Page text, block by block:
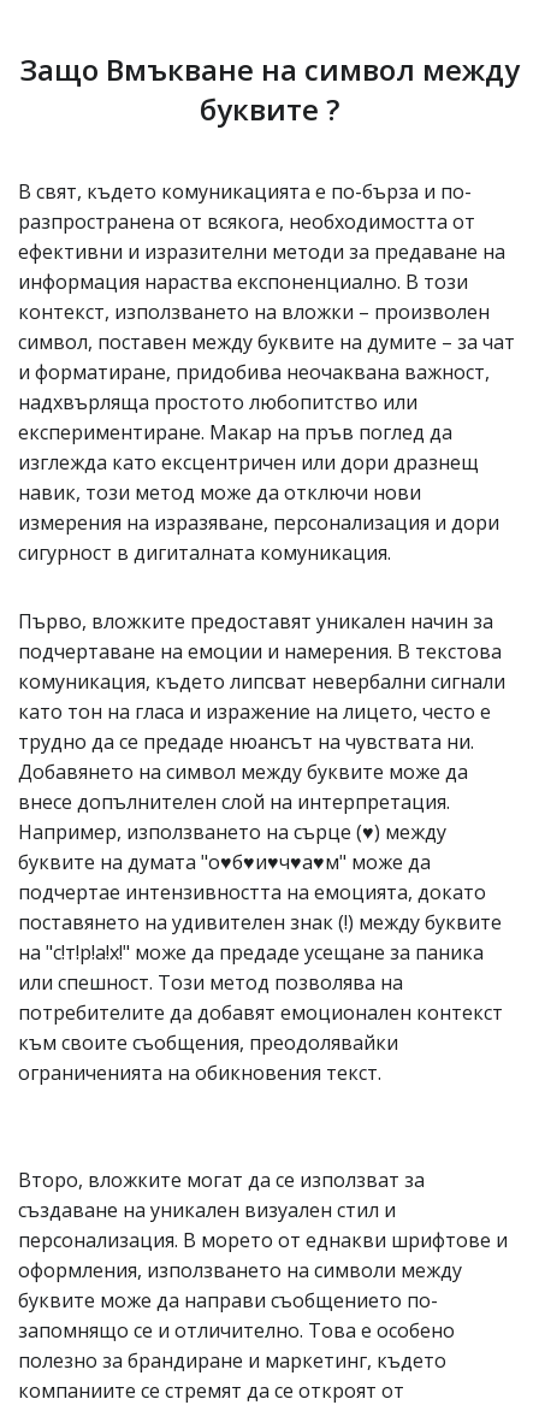
Защо Вмъкване на символ между
буквите ?
В свят, където комуникацията е по-бърза и по-
разпространена от всякога, необходимостта от
ефективни и изразителни методи за предаване на
информация нараства експоненциално. В този
контекст, използването на вложки – произволен
символ, поставен между буквите на думите – за чат
и форматиране, придобива неочаквана важност,
надхвърляща простото любопитство или
експериментиране. Макар на пръв поглед да
изглежда като ексцентричен или дори дразнещ
навик, този метод може да отключи нови
измерения на изразяване, персонализация и дори
сигурност в дигиталната комуникация.
Първо, вложките предоставят уникален начин за
подчертаване на емоции и намерения. В текстова
комуникация, където липсват невербални сигнали
като тон на гласа и изражение на лицето, често е
трудно да се предаде нюансът на чувствата ни.
Добавянето на символ между буквите може да
внесе допълнителен слой на интерпретация.
Например, използването на сърце (♥) между
буквите на думата "о♥б♥и♥ч♥а♥м" може да
подчертае интензивността на емоцията, докато
поставянето на удивителен знак (!) между буквите
на "с!т!р!а!х!" може да предаде усещане за паника
или спешност. Този метод позволява на
потребителите да добавят емоционален контекст
към своите съобщения, преодолявайки
ограниченията на обикновения текст.
Второ, вложките могат да се използват за
създаване на уникален визуален стил и
персонализация. В морето от еднакви шрифтове и
оформления, използването на символи между
буквите може да направи съобщението по-
запомнящо се и отличително. Това е особено
полезно за брандиране и маркетинг, където
компаниите се стремят да се откроят от